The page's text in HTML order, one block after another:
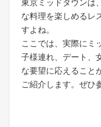
東京ミッドタウンは
な料理を楽しめるレ
すよね。
ここでは、実際にミ
子様連れ、デート、
な要望に応えること
ご紹介します。ぜひ